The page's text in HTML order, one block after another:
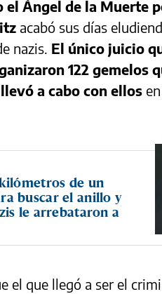
el Ángel de la Muerte
acabó sus días
nazis. El único juicio
122 gemelos
a cabo con ellos
de un
buscar el anillo y
le arrebataron a
el que llegó a ser el